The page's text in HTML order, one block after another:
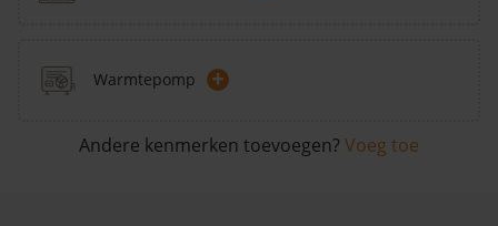
Warmtepomp +
Andere kenmerken toevoegen? Voeg toe